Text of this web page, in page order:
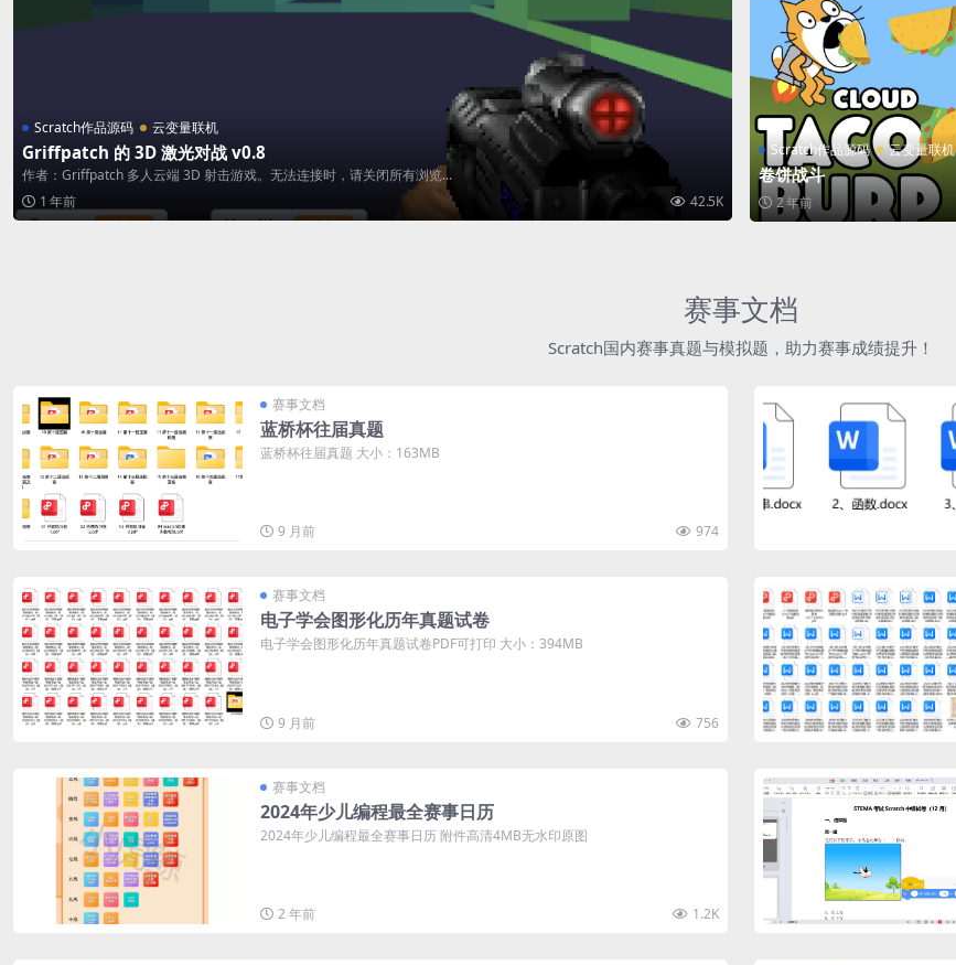
Scratch作品源码 云变量联机
Griffpatch 的 3D 激光对战 v0.8
作者：Griffpatch 多人云端 3D 射击游戏。无法连接时，请关闭所有浏览...
1 年前
42.5K
Scratch作品源码 云变量联机
卷饼战斗
2 年前
赛事文档
Scratch国内赛事真题与模拟题，助力赛事成绩提升！
赛事文档
蓝桥杯往届真题
蓝桥杯往届真题 大小：163MB
9 月前 974
赛事文档
电子学会图形化历年真题试卷
电子学会图形化历年真题试卷PDF可打印 大小：394MB
9 月前 756
赛事文档
2024年少儿编程最全赛事日历
2024年少儿编程最全赛事日历 附件高清4MB无水印原图
2 年前 1.2K